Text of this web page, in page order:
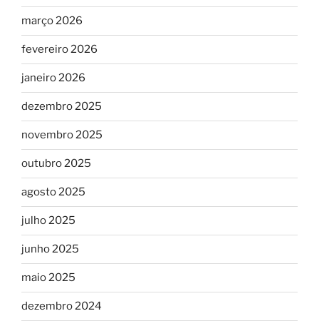
março 2026
fevereiro 2026
janeiro 2026
dezembro 2025
novembro 2025
outubro 2025
agosto 2025
julho 2025
junho 2025
maio 2025
dezembro 2024